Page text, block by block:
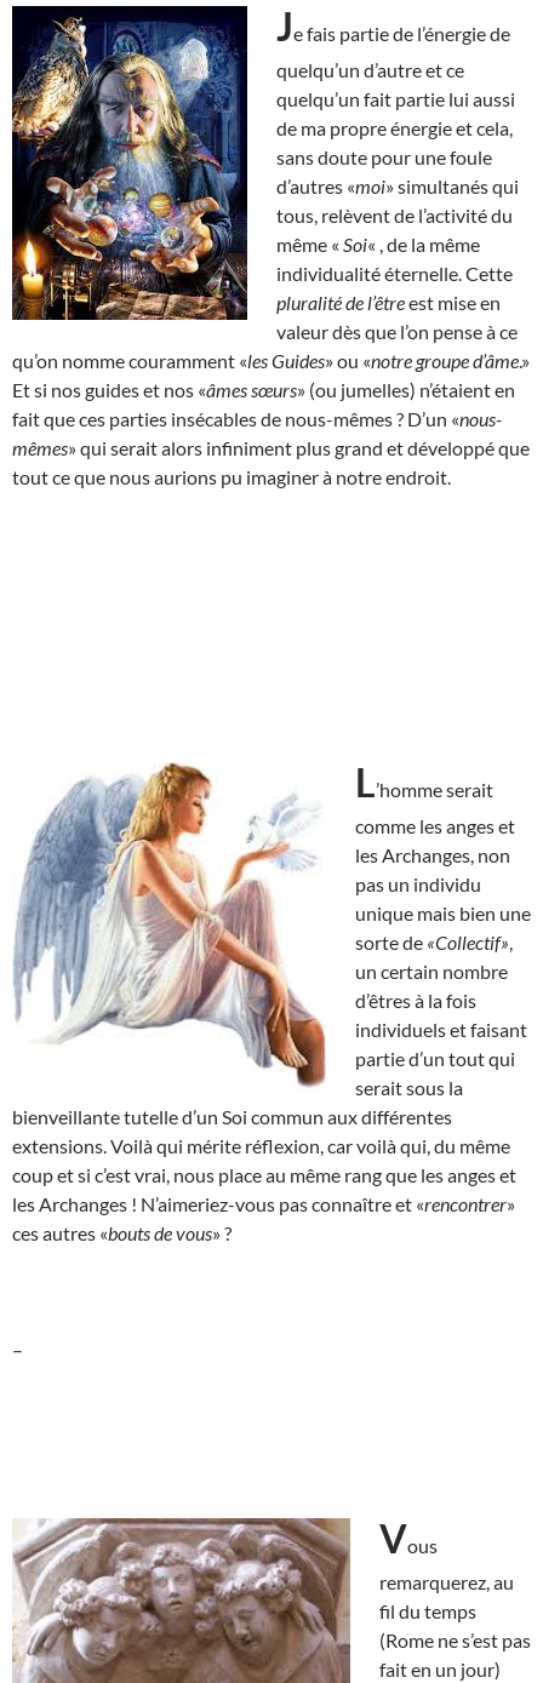
Je fais partie de l’énergie de
quelqu’un d’autre et ce
quelqu’un fait partie lui aussi
de ma propre énergie et cela,
sans doute pour une foule
d’autres «moi» simultanés qui
tous, relèvent de l’activité du
même « Soi« , de la même
individualité éternelle. Cette
pluralité de l’êtreest mise en
valeur dès que l’on pense à ce
qu’on nomme couramment «les Guides» ou «notre groupe d’âme.»
Et si nos guides et nos «âmes sœurs» (ou jumelles) n’étaient en
fait que ces parties insécables de nous-mêmes ? D’un «nous-
mêmes» qui serait alors infiniment plus grand et développé que
tout ce que nous aurions pu imaginer à notre endroit.
L’homme serait
comme les anges et
les Archanges, non
pas un individu
unique mais bien une
sorte de «Collectif»
un certain nombre
d’êtres à la fois
individuels et faisant
partie d’un tout qui
serait sous la
bienveillante tutelle d’un Soi commun aux différentes
extensions. Voilà qui mérite réflexion, car voilà qui, du même
coup et si c’est vrai, nous place au même rang que les anges et
les Archanges ! N’aimeriez-vous pas connaître et «rencontrer»
ces autres «bouts de vous» ?
–
Vous
remarquerez, au
fil du temps
(Rome ne s’est pas
fait en un jour)